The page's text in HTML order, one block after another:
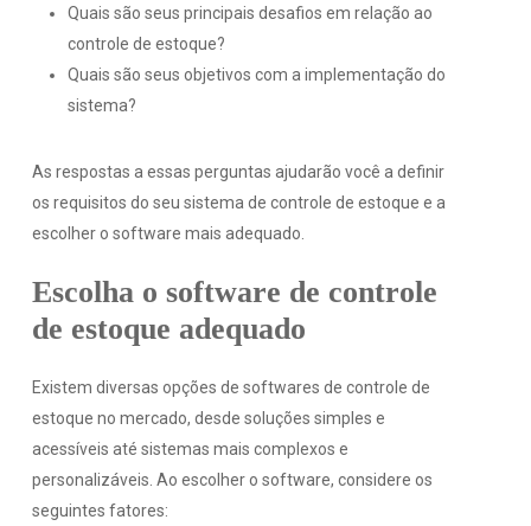
Quais são seus principais desafios em relação ao
controle de estoque?
Quais são seus objetivos com a implementação do
sistema?
As respostas a essas perguntas ajudarão você a definir
os requisitos do seu sistema de controle de estoque e a
escolher o software mais adequado.
Escolha o software de controle
de estoque adequado
Existem diversas opções de softwares de controle de
estoque no mercado, desde soluções simples e
acessíveis até sistemas mais complexos e
personalizáveis. Ao escolher o software, considere os
seguintes fatores: